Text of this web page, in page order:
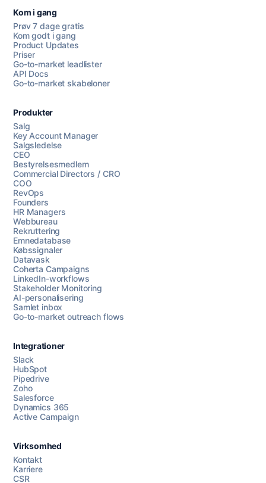
Chat med os
AI Campaign Assist
Kom i gang
Prøv 7 dage gratis
Kom godt i gang
Product Updates
Priser
Go-to-market leadlister
API Docs
Go-to-market skabeloner
Produkter
Salg
Key Account Manager
Salgsledelse
CEO
Bestyrelsesmedlem
Commercial Directors / CRO
COO
RevOps
Founders
HR Managers
Webbureau
Rekruttering
Emnedatabase
Købssignaler
Datavask
Coherta Campaigns
LinkedIn-workflows
Stakeholder Monitoring
AI-personalisering
Samlet inbox
Go-to-market outreach flows
Integrationer
Slack
HubSpot
Pipedrive
Zoho
Salesforce
Dynamics 365
Active Campaign
Virksomhed
Kontakt
Karriere
CSR